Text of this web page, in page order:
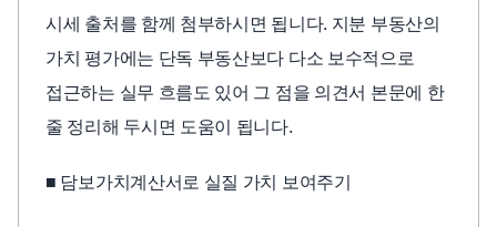
시세 출처를 함께 첨부하시면 됩니다. 지분 부동산의
가치 평가에는 단독 부동산보다 다소 보수적으로
접근하는 실무 흐름도 있어 그 점을 의견서 본문에 한
줄 정리해 두시면 도움이 됩니다.
■ 담보가치계산서로 실질 가치 보여주기